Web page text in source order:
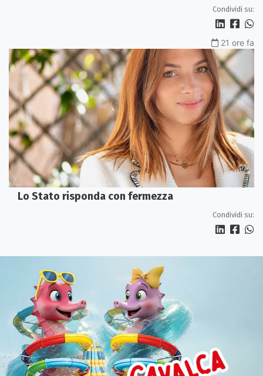
Condividi su:
21 ore fa
Lo Stato risponda con fermezza
Condividi su: